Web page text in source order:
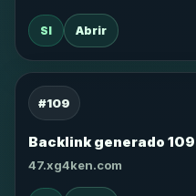
SI Abrir
#109
Backlink generado 109
47.xg4ken.com